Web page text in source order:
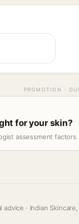
PROMOTION ·
for your skin?
assessment
advice · Indian